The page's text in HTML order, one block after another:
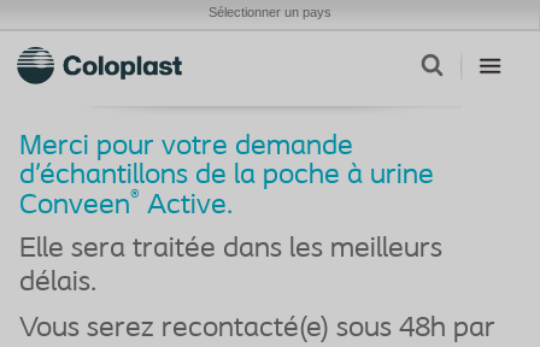
Sélectionner un pays
Merci pour votre demande
d’échantillons de la poche à urine
Conveen® Active.
Elle sera traitée dans les meilleurs
délais.
Vous serez recontacté(e) sous 48h par